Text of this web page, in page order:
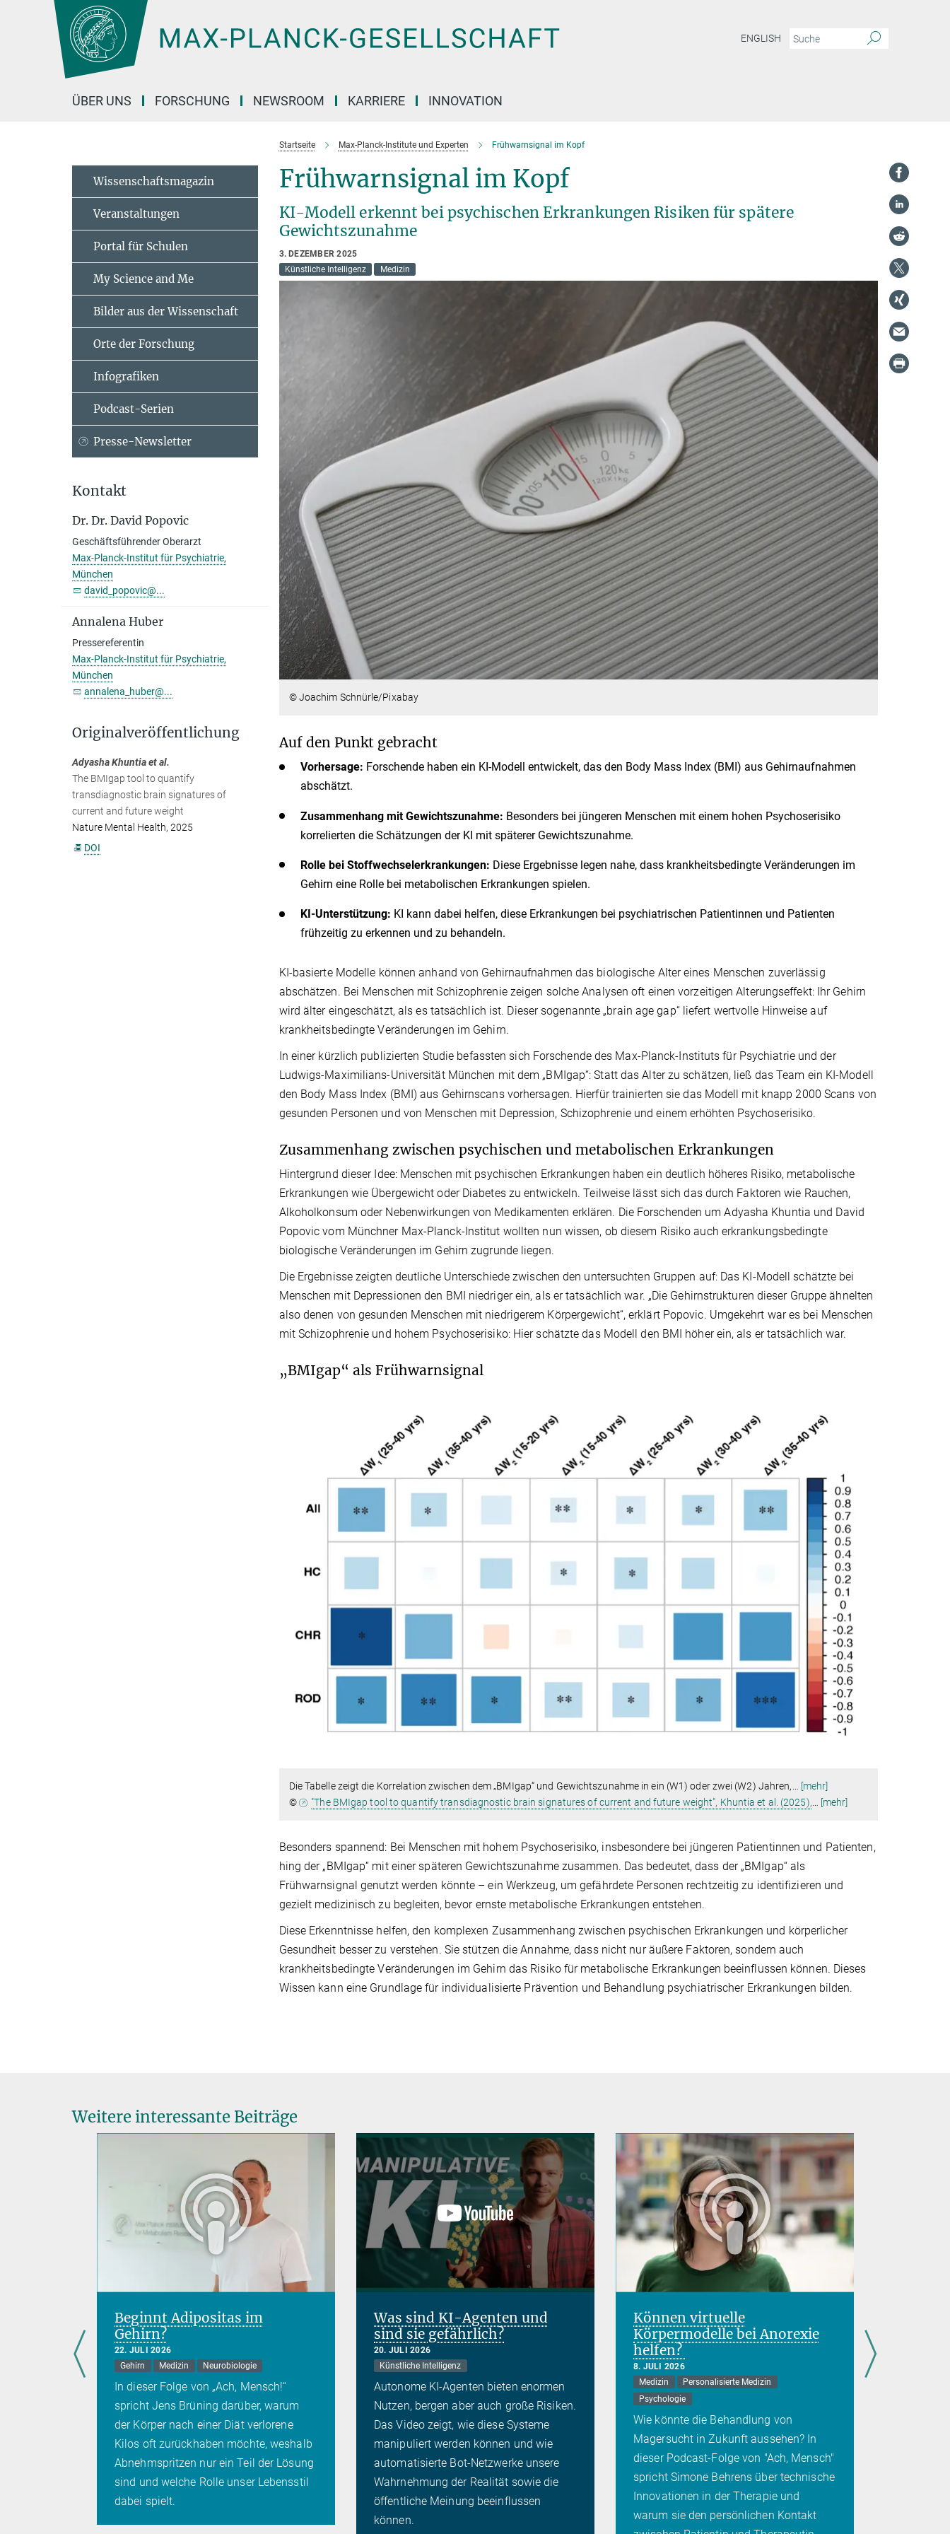
Hauptinhalt
ENGLISH
ÜBER UNS FORSCHUNG NEWSROOM KARRIERE INNOVATION
Startseite Max-Planck-Institute und Experten Frühwarnsignal im Kopf
Frühwarnsignal im Kopf
KI-Modell erkennt bei psychischen Erkrankungen Risiken für spätere
Gewichtszunahme
3. DEZEMBER 2025
Künstliche Intelligenz
Medizin
© Joachim Schnürle/Pixabay
Auf den Punkt gebracht
Vorhersage: Forschende haben ein KI-Modell entwickelt, das den Body Mass Index (BMI) aus Gehirnaufnahmen
abschätzt.
Zusammenhang mit Gewichtszunahme: Besonders bei jüngeren Menschen mit einem hohen Psychoserisiko
korrelierten die Schätzungen der KI mit späterer Gewichtszunahme.
Rolle bei Stoffwechselerkrankungen: Diese Ergebnisse legen nahe, dass krankheitsbedingte Veränderungen im
Gehirn eine Rolle bei metabolischen Erkrankungen spielen.
KI-Unterstützung: KI kann dabei helfen, diese Erkrankungen bei psychiatrischen Patientinnen und Patienten
frühzeitig zu erkennen und zu behandeln.
KI-basierte Modelle können anhand von Gehirnaufnahmen das biologische Alter eines Menschen zuverlässig
abschätzen. Bei Menschen mit Schizophrenie zeigen solche Analysen oft einen vorzeitigen Alterungseffekt: Ihr Gehirn
wird älter eingeschätzt, als es tatsächlich ist. Dieser sogenannte „brain age gap“ liefert wertvolle Hinweise auf
krankheitsbedingte Veränderungen im Gehirn.
In einer kürzlich publizierten Studie befassten sich Forschende des Max-Planck-Instituts für Psychiatrie und der
Ludwigs-Maximilians-Universität München mit dem „BMIgap“: Statt das Alter zu schätzen, ließ das Team ein KI-Modell
den Body Mass Index (BMI) aus Gehirnscans vorhersagen. Hierfür trainierten sie das Modell mit knapp 2000 Scans von
gesunden Personen und von Menschen mit Depression, Schizophrenie und einem erhöhten Psychoserisiko.
Zusammenhang zwischen psychischen und metabolischen Erkrankungen
Hintergrund dieser Idee: Menschen mit psychischen Erkrankungen haben ein deutlich höheres Risiko, metabolische
Erkrankungen wie Übergewicht oder Diabetes zu entwickeln. Teilweise lässt sich das durch Faktoren wie Rauchen,
Alkoholkonsum oder Nebenwirkungen von Medikamenten erklären. Die Forschenden um Adyasha Khuntia und David
Popovic vom Münchner Max-Planck-Institut wollten nun wissen, ob diesem Risiko auch erkrankungsbedingte
biologische Veränderungen im Gehirn zugrunde liegen.
Die Ergebnisse zeigten deutliche Unterschiede zwischen den untersuchten Gruppen auf: Das KI-Modell schätzte bei
Menschen mit Depressionen den BMI niedriger ein, als er tatsächlich war. „Die Gehirnstrukturen dieser Gruppe ähnelten
also denen von gesunden Menschen mit niedrigerem Körpergewicht“, erklärt Popovic. Umgekehrt war es bei Menschen
mit Schizophrenie und hohem Psychoserisiko: Hier schätzte das Modell den BMI höher ein, als er tatsächlich war.
„BMIgap“ als Frühwarnsignal
Die Tabelle zeigt die Korrelation zwischen dem „BMIgap“ und Gewichtszunahme in ein (W1) oder zwei (W2) Jahren,… [mehr]
©
"The BMIgap tool to quantify transdiagnostic brain signatures of current and future weight", Khuntia et al. (2025),… [mehr]
Besonders spannend: Bei Menschen mit hohem Psychoserisiko, insbesondere bei jüngeren Patientinnen und Patienten,
hing der „BMIgap“ mit einer späteren Gewichtszunahme zusammen. Das bedeutet, dass der „BMIgap“ als
Frühwarnsignal genutzt werden könnte – ein Werkzeug, um gefährdete Personen rechtzeitig zu identifizieren und
gezielt medizinisch zu begleiten, bevor ernste metabolische Erkrankungen entstehen.
Diese Erkenntnisse helfen, den komplexen Zusammenhang zwischen psychischen Erkrankungen und körperlicher
Gesundheit besser zu verstehen. Sie stützen die Annahme, dass nicht nur äußere Faktoren, sondern auch
krankheitsbedingte Veränderungen im Gehirn das Risiko für metabolische Erkrankungen beeinflussen können. Dieses
Wissen kann eine Grundlage für individualisierte Prävention und Behandlung psychiatrischer Erkrankungen bilden.
Wissenschaftsmagazin
Veranstaltungen
Portal für Schulen
My Science and Me
Bilder aus der Wissenschaft
Orte der Forschung
Infografiken
Podcast-Serien
Presse-Newsletter
Kontakt
Dr. Dr. David Popovic
Geschäftsführender Oberarzt
Max-Planck-Institut für Psychiatrie,
München
david_popovic@...
Annalena Huber
Pressereferentin
Max-Planck-Institut für Psychiatrie,
München
annalena_huber@...
Originalveröffentlichung
Adyasha Khuntia et al.
The BMIgap tool to quantify
transdiagnostic brain signatures of
current and future weight
Nature Mental Health, 2025
DOI
Weitere interessante Beiträge
Beginnt Adipositas im
Gehirn?
22. JULI 2026
Gehirn
Medizin Neurobiologie
In dieser Folge von „Ach, Mensch!“
spricht Jens Brüning darüber, warum
der Körper nach einer Diät verlorene
Kilos oft zurückhaben möchte, weshalb
Abnehmspritzen nur ein Teil der Lösung
sind und welche Rolle unser Lebensstil
dabei spielt.
Was sind KI-Agenten und
sind sie gefährlich?
20. JULI 2026
Künstliche Intelligenz
Autonome KI-Agenten bieten enormen
Nutzen, bergen aber auch große Risiken.
Das Video zeigt, wie diese Systeme
manipuliert werden können und wie
automatisierte Bot-Netzwerke unsere
Wahrnehmung der Realität sowie die
öffentliche Meinung beeinflussen
können.
Können virtuelle
Körpermodelle bei Anorexie
helfen?
8. JULI 2026
Medizin
Personalisierte Medizin
Psychologie
Wie könnte die Behandlung von
Magersucht in Zukunft aussehen? In
dieser Podcast-Folge von "Ach, Mensch"
spricht Simone Behrens über technische
Innovationen in der Therapie und
warum sie den persönlichen Kontakt